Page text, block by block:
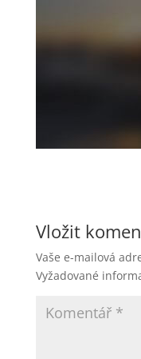
Vložit
Vaše e-mailová
Vyžadované